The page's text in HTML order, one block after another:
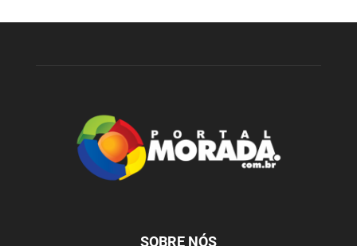
SOBRE NÓS